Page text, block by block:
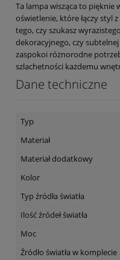
Ta lampa wisząca to
oświetlenie, które łączy styl
tego, czy szukasz
dekoracyjnego, czy
zaspokoi różnorodne
szlachetności każdemu
Dane techniczne
Typ
Materiał
Materiał dodatkowy
Kolor
Typ źródła światła
Ilość źródeł światła
Moc
Źródło światła w komplecie